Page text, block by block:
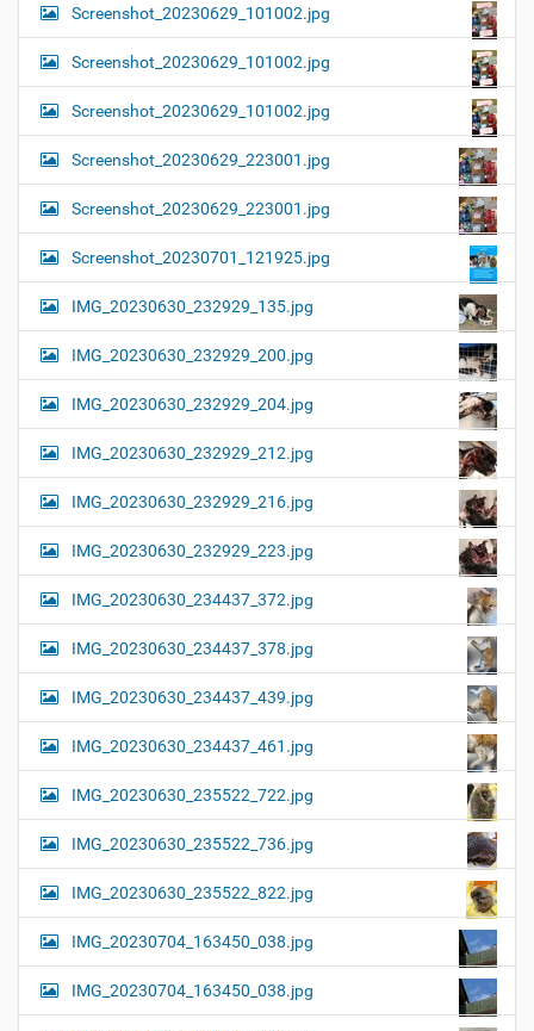
Screenshot_20230629_101002.jpg
Screenshot_20230629_101002.jpg
Screenshot_20230629_101002.jpg
Screenshot_20230629_223001.jpg
Screenshot_20230629_223001.jpg
Screenshot_20230701_121925.jpg
IMG_20230630_232929_135.jpg
IMG_20230630_232929_200.jpg
IMG_20230630_232929_204.jpg
IMG_20230630_232929_212.jpg
IMG_20230630_232929_216.jpg
IMG_20230630_232929_223.jpg
IMG_20230630_234437_372.jpg
IMG_20230630_234437_378.jpg
IMG_20230630_234437_439.jpg
IMG_20230630_234437_461.jpg
IMG_20230630_235522_722.jpg
IMG_20230630_235522_736.jpg
IMG_20230630_235522_822.jpg
IMG_20230704_163450_038.jpg
IMG_20230704_163450_038.jpg